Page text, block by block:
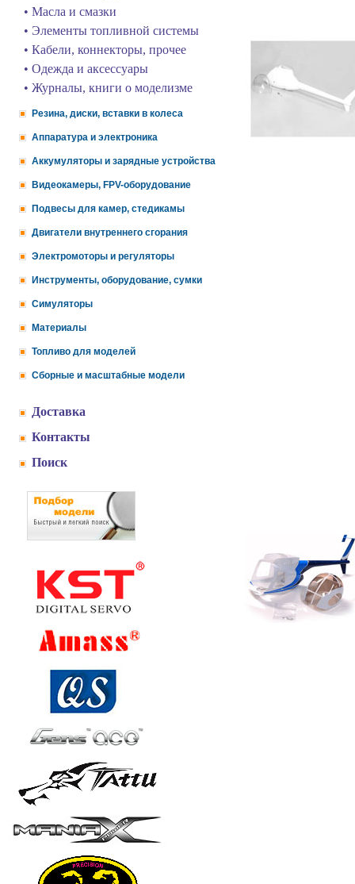
• Масла и смазки
• Элементы топливной системы
• Кабели, коннекторы, прочее
• Одежда и аксессуары
• Журналы, книги о моделизме
Резина, диски, вставки в колеса
Аппаратура и электроника
Аккумуляторы и зарядные устройства
Видеокамеры, FPV-оборудование
Подвесы для камер, стедикамы
Двигатели внутреннего сгорания
Электромоторы и регуляторы
Инструменты, оборудование, сумки
Симуляторы
Материалы
Топливо для моделей
Сборные и масштабные модели
Доставка
Контакты
Поиск